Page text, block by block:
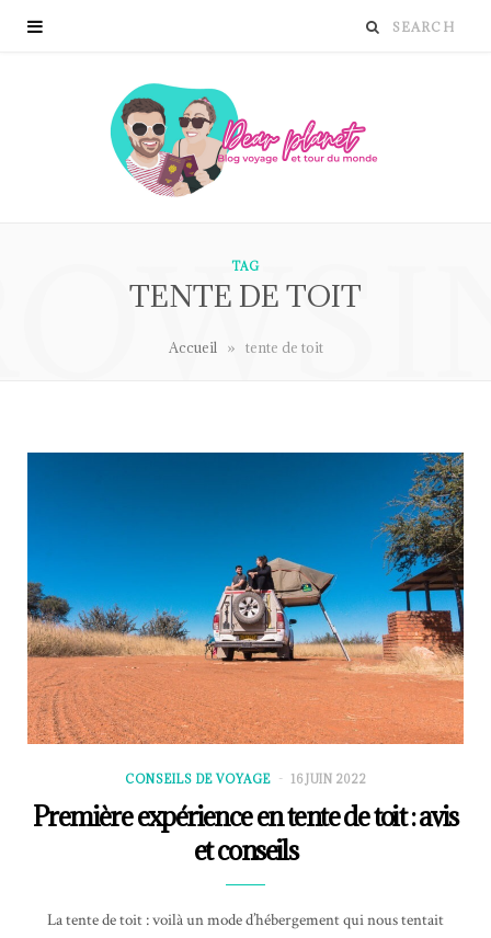
TAG
TENTE DE TOIT
Accueil » tente de toit
CONSEILS DE VOYAGE 16 JUIN 2022
Première expérience en tente de toit : avis
et conseils
La tente de toit : voilà un mode d’hébergement qui nous tentait